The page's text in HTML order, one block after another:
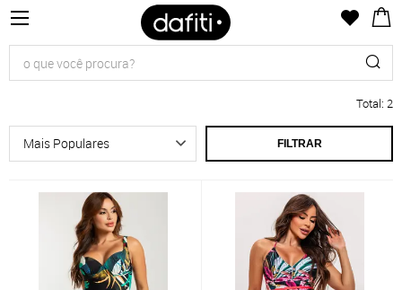
Total: 2
FILTRAR